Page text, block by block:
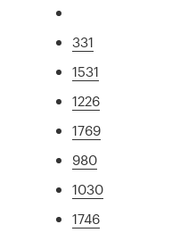
331
1531
1226
1769
980
1030
1746